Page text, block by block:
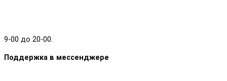
9-00 до 20-00.
Поддержка в мессенджере